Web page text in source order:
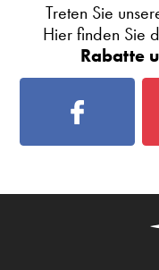
Treten Sie
Hier finden Sie
Rabatte